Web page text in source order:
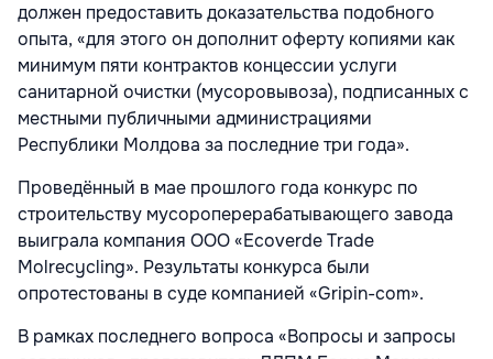
должен предоставить доказательства подобного
опыта, «для этого он дополнит оферту копиями как
минимум пяти контрактов концессии услуги
санитарной очистки (мусоровывоза), подписанных с
местными публичными администрациями
Республики Молдова за последние три года».
Проведённый в мае прошлого года конкурс по
строительству мусороперерабатывающего завода
выиграла компания ООО «Ecoverde Trade
Molrecycling». Результаты конкурса были
опротестованы в суде компанией «Gripin-com».
В рамках последнего вопроса «Вопросы и запросы